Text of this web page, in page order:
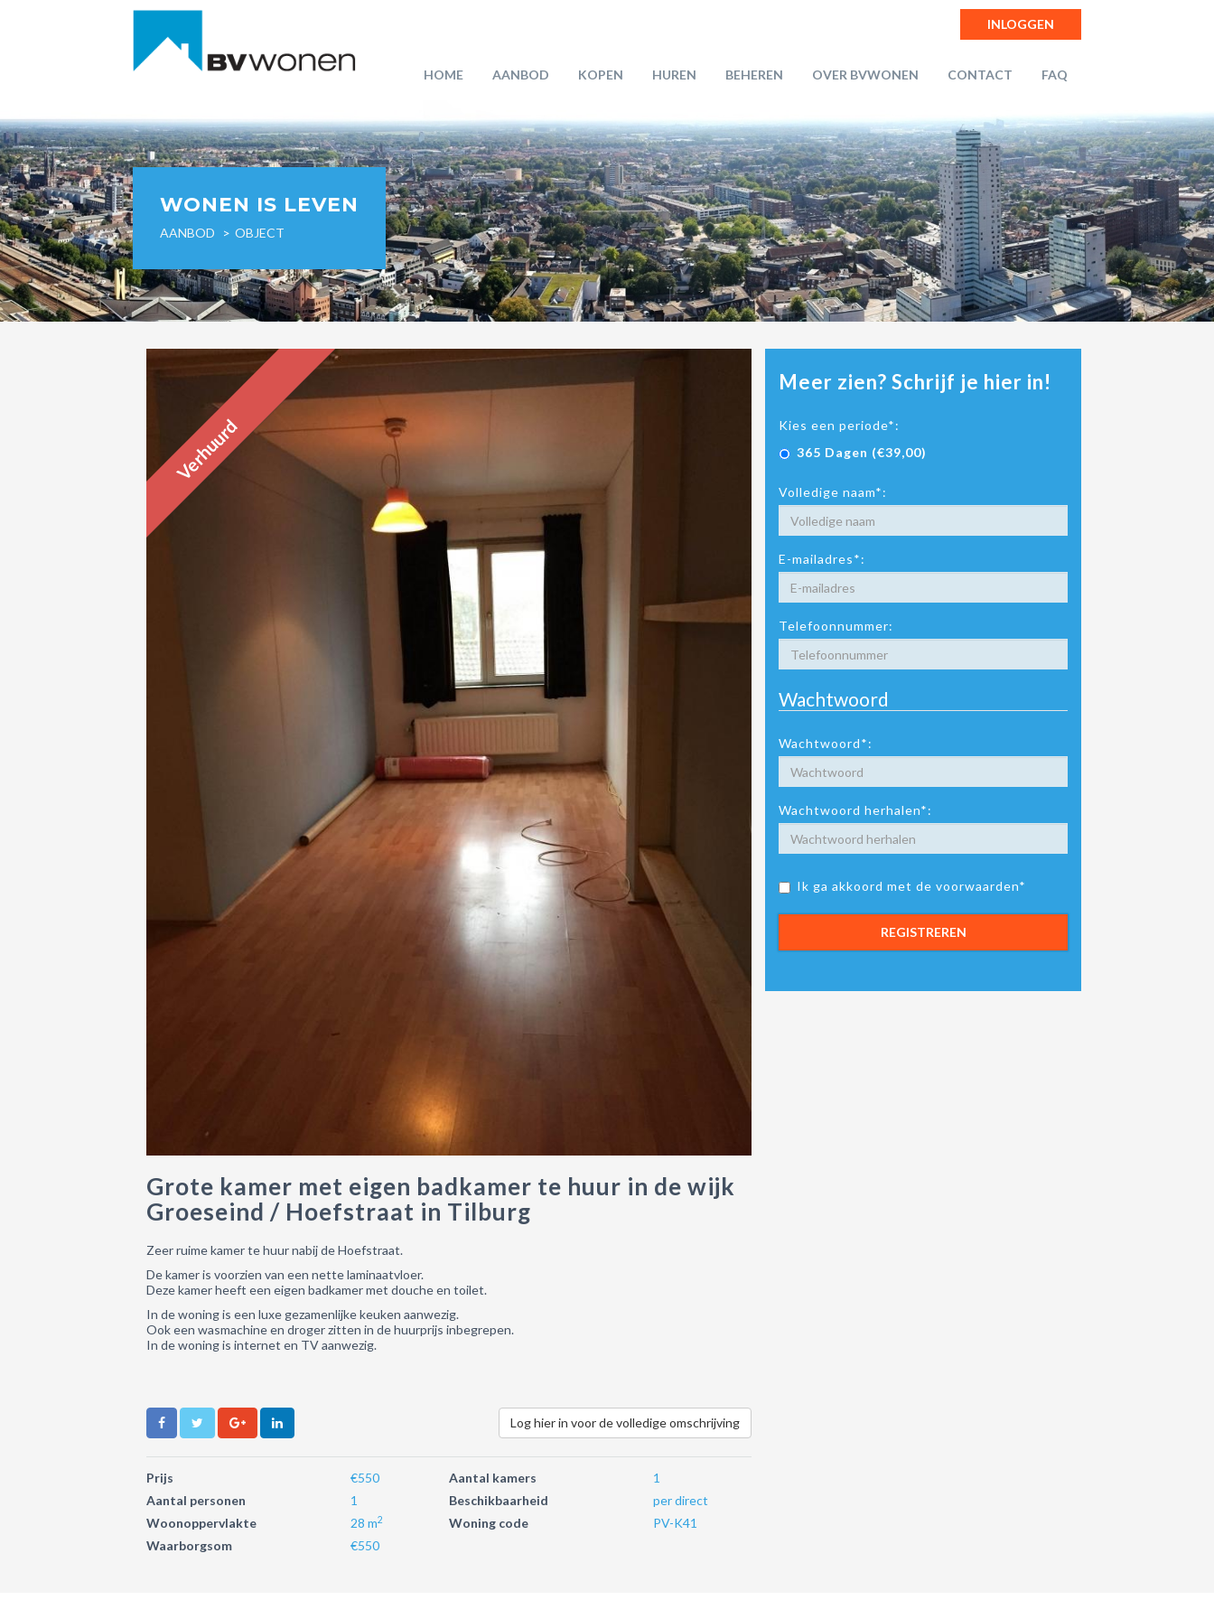
INLOGGEN
HOME AANBOD KOPEN HUREN BEHEREN OVER BVWONEN CONTACT FAQ
WONEN IS LEVEN
AANBOD OBJECT
Verhuurd
Meer zien? Schrijf je hier in!
Kies een periode*:
365 Dagen (€39,00)
Volledige naam*:
E-mailadres*:
Telefoonnummer:
Wachtwoord
Wachtwoord*:
Wachtwoord herhalen*:
Ik ga akkoord met de voorwaarden*
REGISTREREN
Grote kamer met eigen badkamer te huur in de wijk
Groeseind / Hoefstraat in Tilburg
Zeer ruime kamer te huur nabij de Hoefstraat.
De kamer is voorzien van een nette laminaatvloer.
Deze kamer heeft een eigen badkamer met douche en toilet.
In de woning is een luxe gezamenlijke keuken aanwezig.
Ook een wasmachine en droger zitten in de huurprijs inbegrepen.
In de woning is internet en TV aanwezig.
Log hier in voor de volledige omschrijving
Prijs €550 Aantal kamers
1
Aantal personen
1 Beschikbaarheid
per direct
Woonoppervlakte
28 m2 Woning code
PV-K41
Waarborgsom
€550